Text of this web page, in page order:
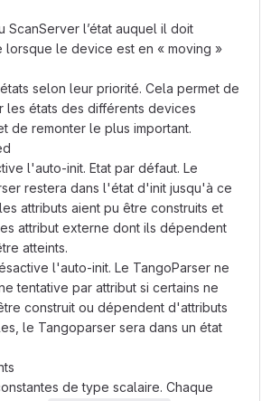
ScanServer l’état auquel il doit
lorsque le device est en « moving »
selon leur priorité. Cela permet de
les états des différents devices
de remonter le plus important.
l'auto-init. Etat par défaut. Le
restera dans l'état d'init jusqu'à ce
attributs aient pu être construits et
attribut externe dont ils dépendent
atteints.
l'auto-init. Le TangoParser ne
tentative par attribut si certains ne
construit ou dépendent d'attributs
le Tangoparser sera dans un état
de type scalaire. Chaque